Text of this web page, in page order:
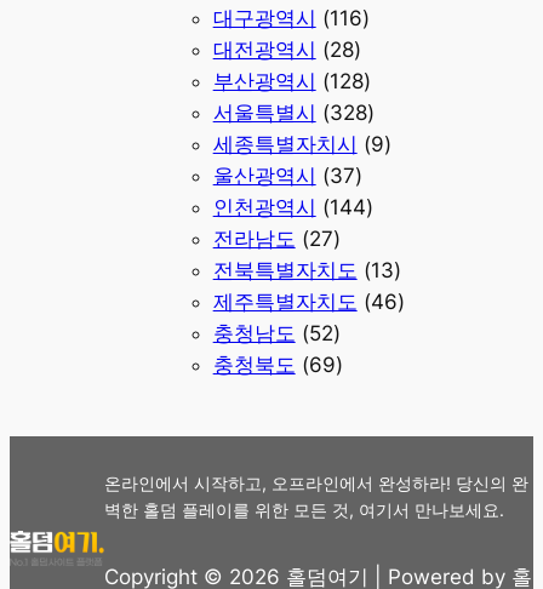
대구광역시 (116)
대전광역시 (28)
부산광역시 (128)
서울특별시 (328)
세종특별자치시 (9)
울산광역시 (37)
인천광역시 (144)
전라남도 (27)
전북특별자치도 (13)
제주특별자치도 (46)
충청남도 (52)
충청북도 (69)
온라인에서 시작하고, 오프라인에서 완성하라! 당신의 완
벽한 홀덤 플레이를 위한 모든 것, 여기서 만나보세요.
Copyright © 2026 홀덤여기 | Powered by 홀